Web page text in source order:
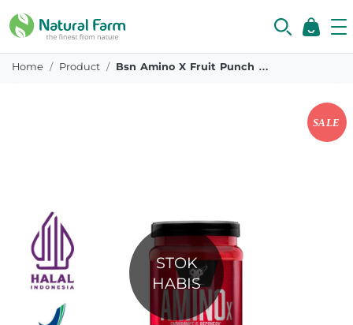
Home Product Bsn Amino X Fruit Punch 435 Gr
STOK
HABIS